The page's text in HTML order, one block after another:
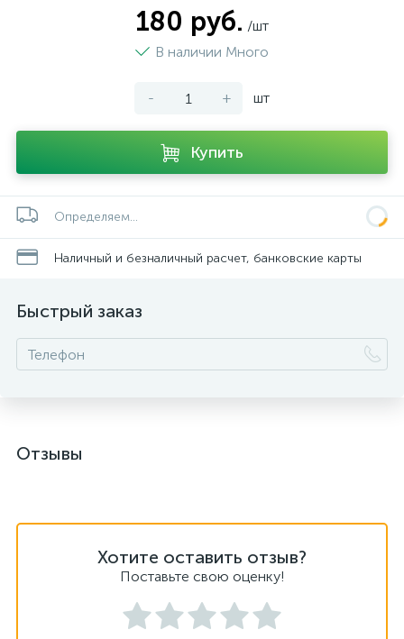
180 руб. /шт
В наличии Много
- + шт
Купить
Определяем...
Наличный и безналичный расчет, банковские карты
Быстрый заказ
Отзывы
Хотите оставить отзыв?
Поставьте свою оценку!